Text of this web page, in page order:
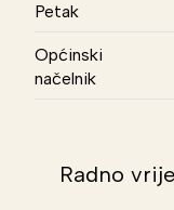
Petak
Općinski
načelnik
Radno